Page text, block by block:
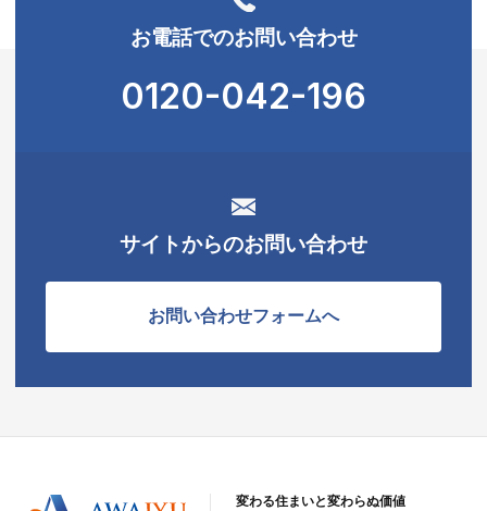
お電話でのお問い合わせ
0120-042-196
サイトからのお問い合わせ
お問い合わせフォームへ
変わる住まいと変わらぬ価値